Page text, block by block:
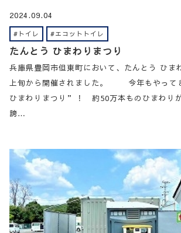
2024.09.04
#トイレ #エコットトイレ
たんとう ひまわりまつり
兵庫県豊岡市但東町において、たんとう ひま
上旬から開催されました。 今年もやって
ひまわりまつり”！ 約50万本ものひまわり
誇…